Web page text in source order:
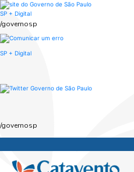
Skip
to
main
SP + Digital
/governosp
SP + Digital
/governosp